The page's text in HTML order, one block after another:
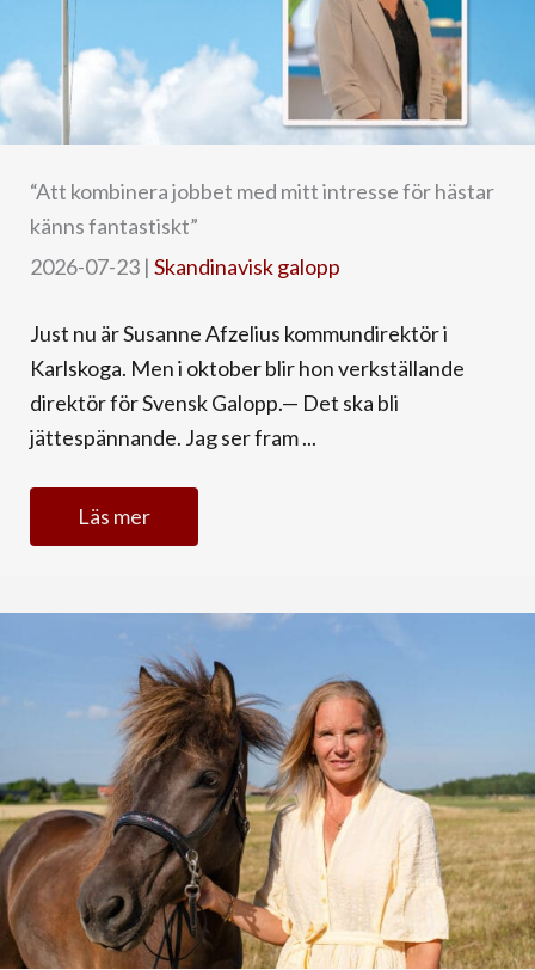
“Att kombinera jobbet med mitt intresse för hästar
känns fantastiskt”
2026-07-23 | Skandinavisk galopp
Just nu är Susanne Afzelius kommundirektör i
Karlskoga. Men i oktober blir hon verkställande
direktör för Svensk Galopp.— Det ska bli
jättespännande. Jag ser fram ...
Läs mer